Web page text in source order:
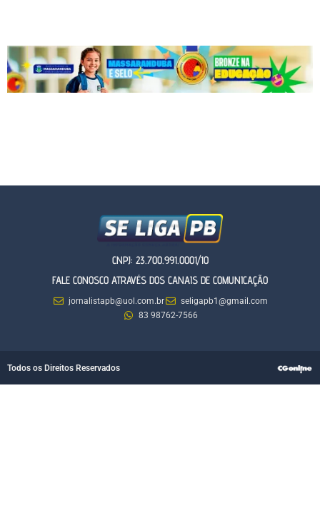
CNPJ: 23.700.991.0001/10
FALE CONOSCO ATRAVÉS DOS CANAIS DE COMUNICAÇÃO
jornalistapb@uol.com.br
seligapb1@gmail.com
83 98762-7566
Todos os Direitos Reservados